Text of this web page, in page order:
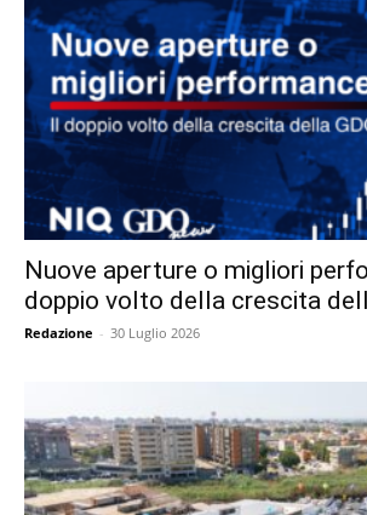
Nuove aperture o migliori
doppio volto della crescita
Redazione - 30 Luglio 2026